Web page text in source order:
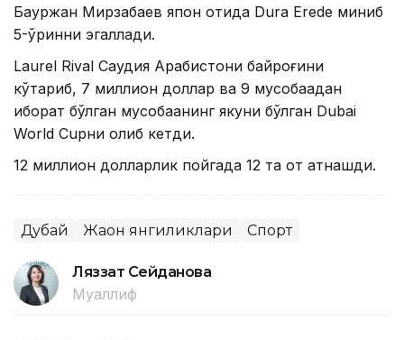
Бауржан Мирзабаев япон отида Dura Erede миниб
5-ўринни эгаллади.
Laurel Rival Саудия Арабистони байроғини
кўтариб, 7 миллион доллар ва 9 мусобақадан
иборат бўлган мусобақанинг якуни бўлган Dubai
World Cupни олиб кетди.
12 миллион долларлик пойгада 12 та от қатнашди.
Дубай Жаҳон янгиликлари Спорт
Ляззат Сейданова
Муаллиф